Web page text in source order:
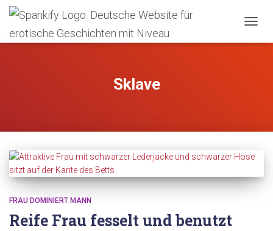
Sklave
FRAU DOMINIERT MANN
Reife Frau fesselt und benutzt